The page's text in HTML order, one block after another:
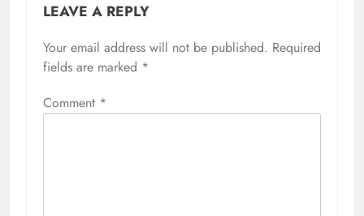
LEAVE A REPLY
Your email address will not be published. Required
fields are marked *
Comment *